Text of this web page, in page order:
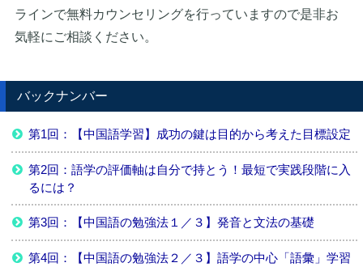
ラインで無料カウンセリングを行っていますので是非お
気軽にご相談ください。
バックナンバー
第1回：【中国語学習】成功の鍵は目的から考えた目標設定
第2回：語学の評価軸は自分で持とう！最短で実践段階に入
るには？
第3回：【中国語の勉強法１／３】発音と文法の基礎
第4回：【中国語の勉強法２／３】語学の中心「語彙」学習